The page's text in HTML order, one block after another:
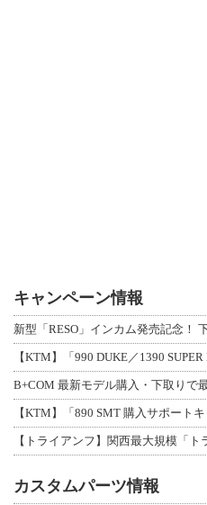
キャンペーン情報
【KTM】「990 DUKE／1390
【KTM】「890 SMT 購入サポート
カスタムパーツ情報